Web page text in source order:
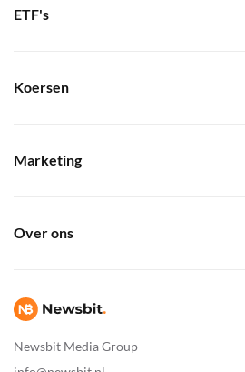
Newsbit Media Group
ETF's
Koersen
Marketing
Over ons